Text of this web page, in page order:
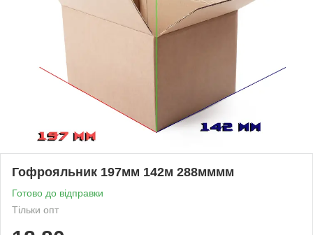
Гофрояльник 197мм 142м 288мммм
Готово до відправки
Тільки опт